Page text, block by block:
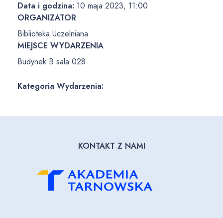
Data i godzina: 10 maja 2023, 11:00
ORGANIZATOR
Biblioteka Uczelniana
MIEJSCE WYDARZENIA
Budynek B sala 028
Kategoria Wydarzenia:
KONTAKT Z NAMI